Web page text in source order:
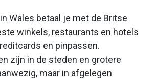
Wales betaal je met de Britse
winkels, restaurants en hotels
en pinpassen.
zijn in de steden en grotere
maar in afgelegen